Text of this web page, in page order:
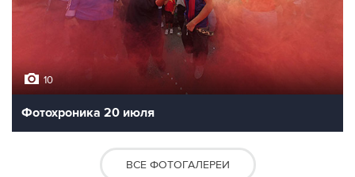
10
Фотохроника 20 июля
ВСЕ ФОТОГАЛЕРЕИ